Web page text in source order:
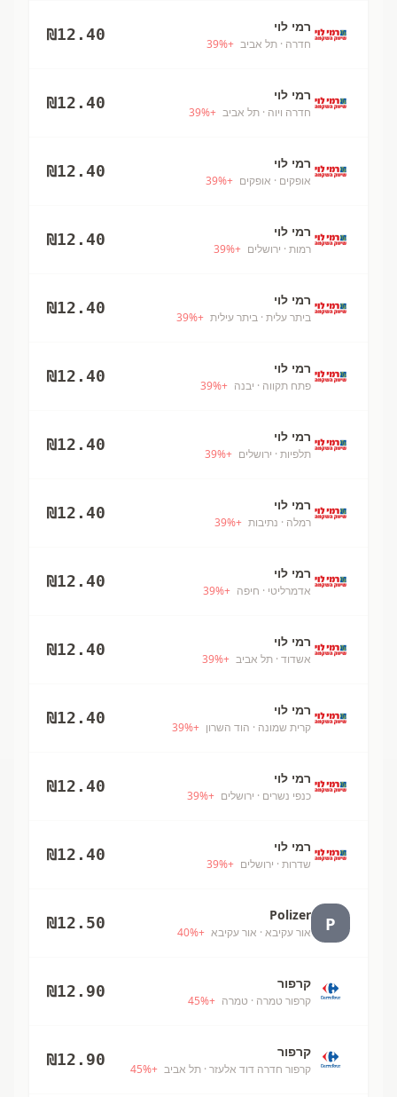
רמי לוי
חדרה · תל אביב +
39%
₪12.40
רמי לוי
חדרה ויוה · תל אביב +
39%
₪12.40
רמי לוי
אופקים · אופקים +
39%
₪12.40
רמי לוי
רמות · ירושלים +
39%
₪12.40
רמי לוי
ביתר עלית · ביתר עילית +
39%
₪12.40
רמי לוי
פתח תקווה · יבנה +
39%
₪12.40
רמי לוי
תלפיות · ירושלים +
39%
₪12.40
רמי לוי
רמלה · נתיבות +
39%
₪12.40
רמי לוי
אדמרליטי · חיפה +
39%
₪12.40
רמי לוי
אשדוד · תל אביב +
39%
₪12.40
רמי לוי
קרית שמונה · הוד השרון +
39%
₪12.40
רמי לוי
כנפי נשרים · ירושלים +
39%
₪12.40
רמי לוי
שדרות · ירושלים +
39%
₪12.40
P
Polizer
אור עקיבא · אור עקיבא +
40%
₪12.50
קרפור
קרפור טמרה · טמרה +
45%
₪12.90
קרפור
קרפור חדרה דוד אלעזר · תל אביב +
45%
₪12.90